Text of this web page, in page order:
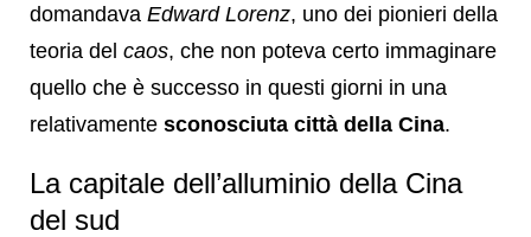
domandava Edward Lorenz, uno dei pionieri della
teoria del caos, che non poteva certo immaginare
quello che è successo in questi giorni in una
relativamente sconosciuta città della Cina.
La capitale dell’alluminio della Cina
del sud